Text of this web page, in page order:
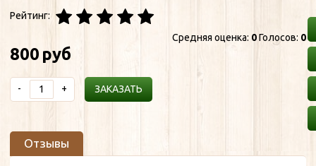
Рейтинг:
Средняя оценка: 0Голосов: 0
800 руб
- + ЗАКАЗАТЬ
Отзывы